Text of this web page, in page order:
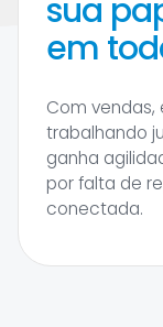
sua
em
Com vendas,
trabalhando
ganha
por falta de
conectada.